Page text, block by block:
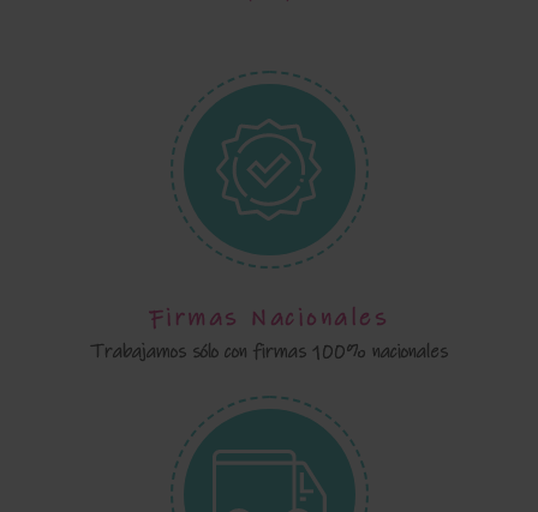
Firmas Nacionales
Trabajamos sólo con firmas 100% nacionales